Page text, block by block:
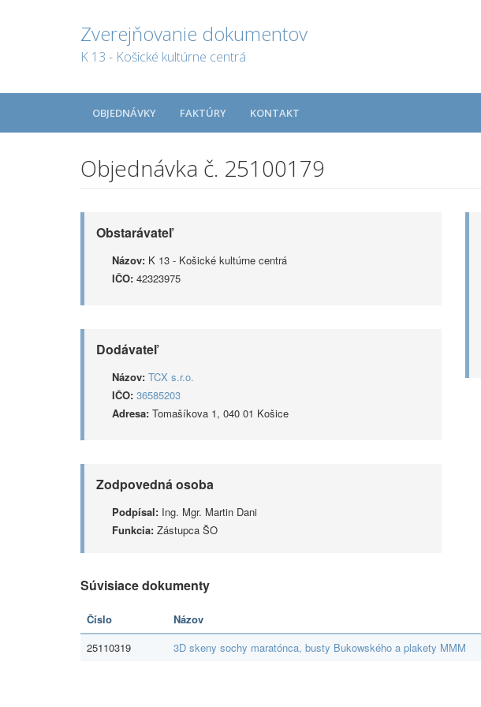
Zverejňovanie dokumentov
K 13 - Košické kultúrne centrá
OBJEDNÁVKY FAKTÚRY KONTAKT
Objednávka č. 25100179
Obstarávateľ
Názov: K 13 - Košické kultúrne centrá
IČO: 42323975
Dodávateľ
Názov: TCX s.r.o.
IČO: 36585203
Adresa: Tomašíkova 1, 040 01 Košice
Zodpovedná osoba
Podpísal: Ing. Mgr. Martin Dani
Funkcia: Zástupca ŠO
Súvisiace dokumenty
Číslo Názov
25110319
3D skeny sochy maratónca, busty Bukowského a plakety MMM